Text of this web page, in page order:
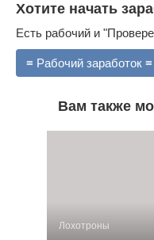
Хотите начать
Есть рабочий и
≡ Рабочий заработок ≡
Вам также
Лохотроны